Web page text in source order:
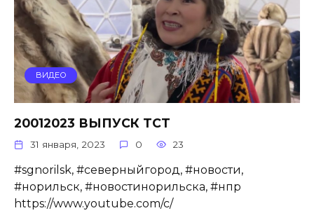
ВИДЕО
20012023 ВЫПУСК ТСТ
31 января, 2023 0 23
#sgnorilsk, #северныйгород, #новости,
#норильск, #новостинорильска, #нпр
https://www.youtube.com/c/